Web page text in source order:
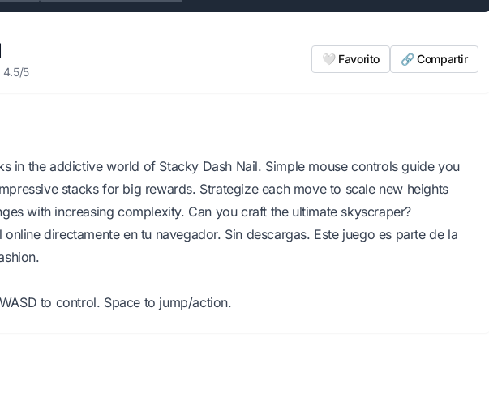
4.5/5
🤍 Favorito 🔗 Compartir
in the addictive world of Stacky Dash Nail. Simple mouse controls guide you
stacks for big rewards. Strategize each move to scale new heights
with increasing complexity. Can you craft the ultimate skyscraper?
directamente en tu navegador. Sin descargas. Este juego es parte de la
to control. Space to jump/action.